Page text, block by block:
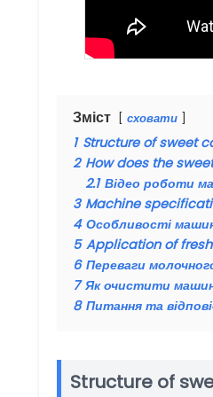
Зміст сховати
1 Structure of sweet
2 How does the
2.1 Відео роботи
3 Machine
4 Особливості
5 Application of
6 Переваги
7 Як очистити
8 Питання та
Structure of